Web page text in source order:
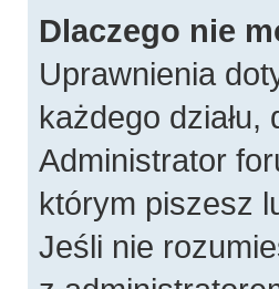
Dlaczego nie
Uprawnienia
każdego
Administrator
którym piszesz
Jeśli nie